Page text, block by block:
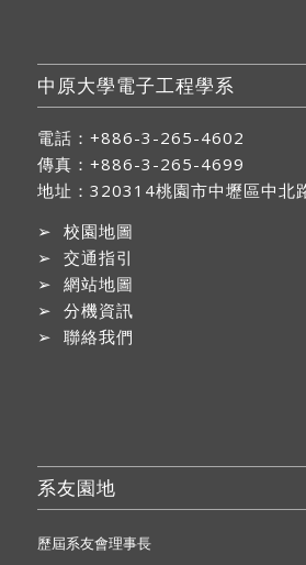
中原大學電子工程學系
電話：+886-3-265-4602
傳真：+886-3-265-4699
地址： 320314桃園市中壢區中北
➢ 校園地圖
➢ 交通指引
➢ 網站地圖
➢ 分機資訊
➢ 聯絡我們
系友園地
歷屆系友會理事長